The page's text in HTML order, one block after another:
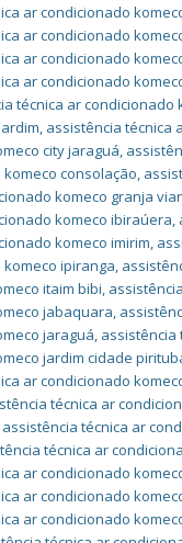
ar condicionado
ar condicionado
ar condicionado
ar condicionado
técnica ar
, assistência técnica
city jaraguá,
consolação,
komeco granja
komeco ibiraúera,
komeco imirim,
ipiranga,
itaim bibi,
jabaquara,
jaraguá, assistência
jardim cidade
ar condicionado
técnica ar
assistência técnica ar
técnica ar
ar condicionado
ar condicionado
ar condicionado